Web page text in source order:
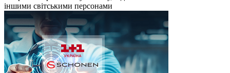
іншими світськими персонами